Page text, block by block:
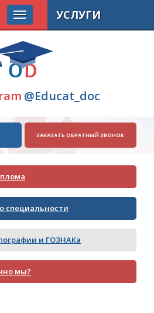
@Educat_doc
ЗАКАЗАТЬ ОБРАТНЫЙ ЗВОНОК
специальности
и ГОЗНАКа
мы?
УСЛУГИ